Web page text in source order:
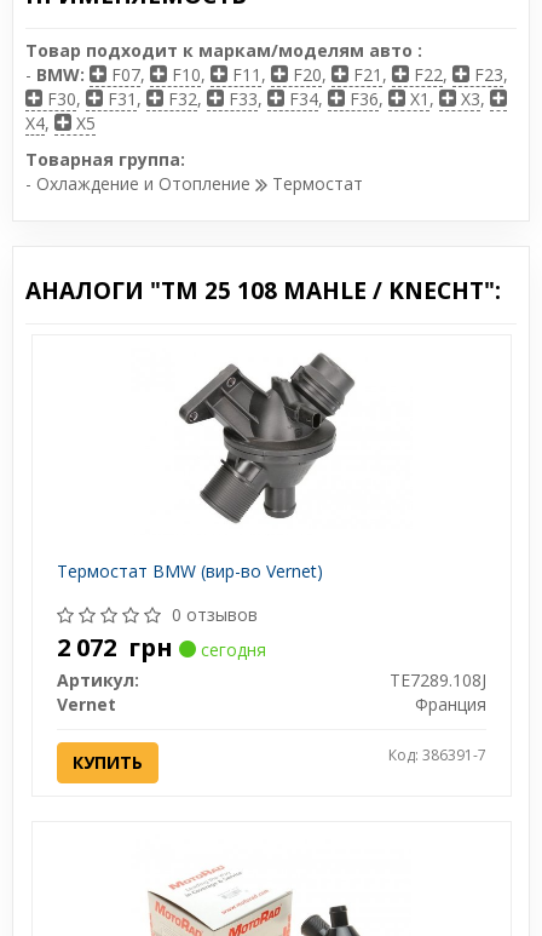
Товар подходит к маркам/моделям авто :
- BMW: F07, F10, F11 , F20, F21 , F22, F23,
F30, F31 , F32, F33, F34, F36, X1 , X3,
X4,
X5
Товарная группа:
- Охлаждение и Отопление
Термостат
АНАЛОГИ "TM 25 108 MAHLE / KNECHT":
Термостат BMW (вир-во Vernet)
0 отзывов
2 072 грн
сегодня
Артикул:
TE7289.108J
Vernet
Франция
КУПИТЬ Код: 386391-7